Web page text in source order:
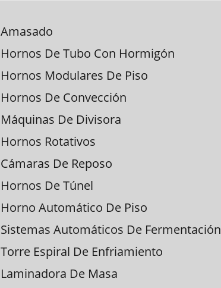
Amasado
Hornos De Tubo Con Hormigón
Hornos Modulares De Piso
Hornos De Convección
Máquinas De Divisora
Hornos Rotativos
Cámaras De Reposo
Hornos De Túnel
Horno Automático De Piso
Sistemas Automáticos De Fermentación
Torre Espiral De Enfriamiento
Laminadora De Masa